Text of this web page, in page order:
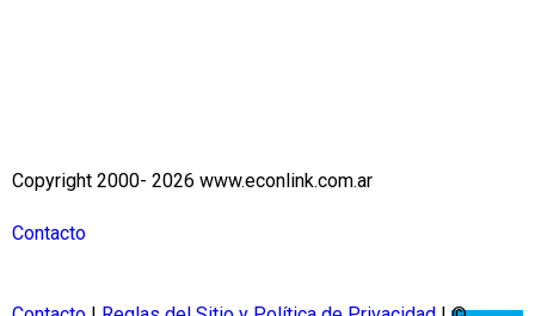
Copyright 2000- 2026 www.econlink.com.ar
Contacto